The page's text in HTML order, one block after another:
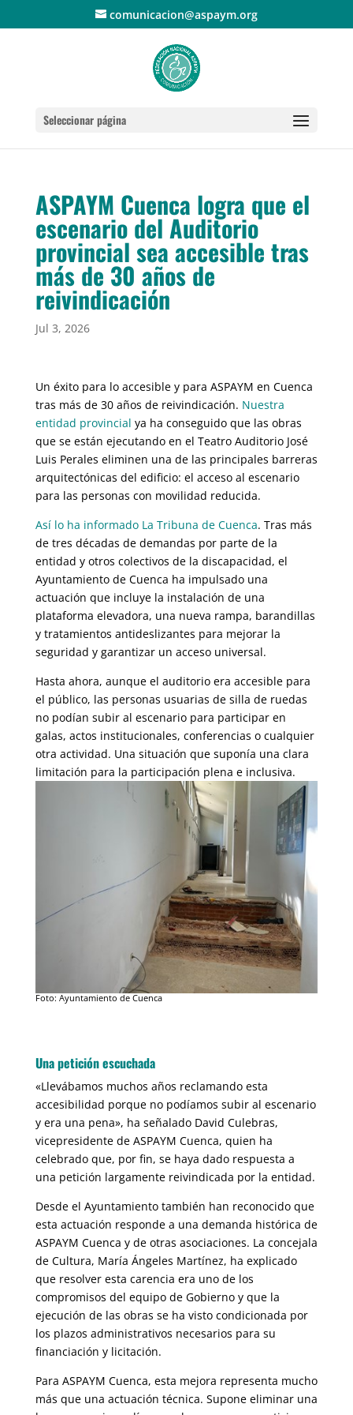
comunicacion@aspaym.org
Seleccionar página
ASPAYM Cuenca logra que el
escenario del Auditorio
provincial sea accesible tras
más de 30 años de
reivindicación
Jul 3, 2026
Un éxito para lo accesible y para ASPAYM en Cuenca
tras más de 30 años de reivindicación. Nuestra
entidad provincial ya ha conseguido que las obras
que se están ejecutando en el Teatro Auditorio José
Luis Perales eliminen una de las principales barreras
arquitectónicas del edificio: el acceso al escenario
para las personas con movilidad reducida.
Así lo ha informado La Tribuna de Cuenca. Tras más
de tres décadas de demandas por parte de la
entidad y otros colectivos de la discapacidad, el
Ayuntamiento de Cuenca ha impulsado una
actuación que incluye la instalación de una
plataforma elevadora, una nueva rampa, barandillas
y tratamientos antideslizantes para mejorar la
seguridad y garantizar un acceso universal.
Hasta ahora, aunque el auditorio era accesible para
el público, las personas usuarias de silla de ruedas
no podían subir al escenario para participar en
galas, actos institucionales, conferencias o cualquier
otra actividad. Una situación que suponía una clara
limitación para la participación plena e inclusiva.
Foto: Ayuntamiento de Cuenca
Una petición escuchada
«Llevábamos muchos años reclamando esta
accesibilidad porque no podíamos subir al escenario
y era una pena», ha señalado David Culebras,
vicepresidente de ASPAYM Cuenca, quien ha
celebrado que, por fin, se haya dado respuesta a
una petición largamente reivindicada por la entidad.
Desde el Ayuntamiento también han reconocido que
esta actuación responde a una demanda histórica de
ASPAYM Cuenca y de otras asociaciones. La concejala
de Cultura, María Ángeles Martínez, ha explicado
que resolver esta carencia era uno de los
compromisos del equipo de Gobierno y que la
ejecución de las obras se ha visto condicionada por
los plazos administrativos necesarios para su
financiación y licitación.
Para ASPAYM Cuenca, esta mejora representa mucho
más que una actuación técnica. Supone eliminar una